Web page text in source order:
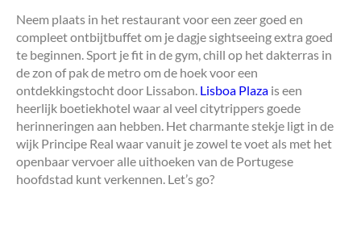
Neem plaats in het restaurant voor een zeer goed en
compleet ontbijtbuffet om je dagje sightseeing extra goed
te beginnen. Sport je fit in de gym, chill op het dakterras in
de zon of pak de metro om de hoek voor een
ontdekkingstocht door Lissabon. Lisboa Plaza is een
heerlijk boetiekhotel waar al veel citytrippers goede
herinneringen aan hebben. Het charmante stekje ligt in de
wijk Principe Real waar vanuit je zowel te voet als met het
openbaar vervoer alle uithoeken van de Portugese
hoofdstad kunt verkennen. Let’s go?